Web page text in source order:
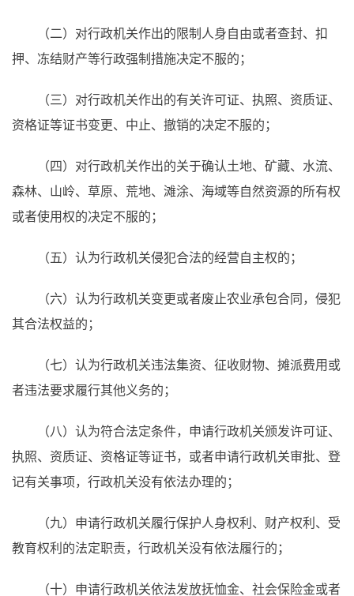
（二）对行政机关作出的限制人身自由或者查封、扣
押、冻结财产等行政强制措施决定不服的；
（三）对行政机关作出的有关许可证、执照、资质证、
资格证等证书变更、中止、撤销的决定不服的；
（四）对行政机关作出的关于确认土地、矿藏、水流、
森林、山岭、草原、荒地、滩涂、海域等自然资源的所有权
或者使用权的决定不服的；
（五）认为行政机关侵犯合法的经营自主权的；
（六）认为行政机关变更或者废止农业承包合同，侵犯
其合法权益的；
（七）认为行政机关违法集资、征收财物、摊派费用或
者违法要求履行其他义务的；
（八）认为符合法定条件，申请行政机关颁发许可证、
执照、资质证、资格证等证书，或者申请行政机关审批、登
记有关事项，行政机关没有依法办理的；
（九）申请行政机关履行保护人身权利、财产权利、受
教育权利的法定职责，行政机关没有依法履行的；
（十）申请行政机关依法发放抚恤金、社会保险金或者